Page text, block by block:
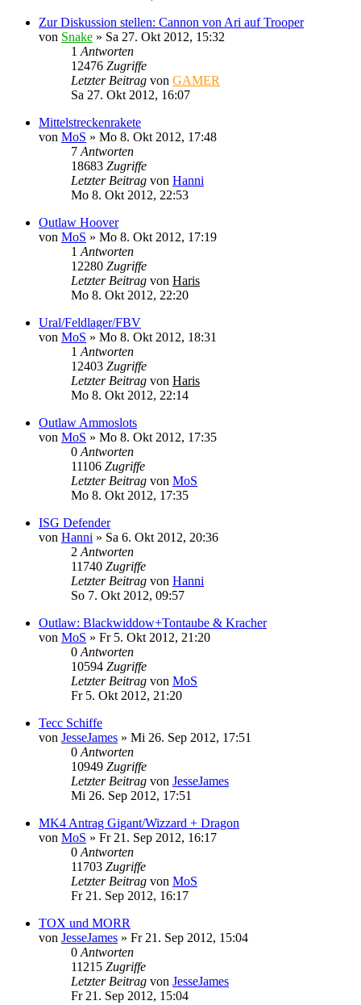
Zur Diskussion stellen: Cannon von Ari auf Trooper
von Snake » Sa 27. Okt 2012, 15:32
1 Antworten
12476 Zugriffe
Letzter Beitrag von GAMER
Sa 27. Okt 2012, 16:07
Mittelstreckenrakete
von MoS » Mo 8. Okt 2012, 17:48
7 Antworten
18683 Zugriffe
Letzter Beitrag von Hanni
Mo 8. Okt 2012, 22:53
Outlaw Hoover
von MoS » Mo 8. Okt 2012, 17:19
1 Antworten
12280 Zugriffe
Letzter Beitrag von Haris
Mo 8. Okt 2012, 22:20
Ural/Feldlager/FBV
von MoS » Mo 8. Okt 2012, 18:31
1 Antworten
12403 Zugriffe
Letzter Beitrag von Haris
Mo 8. Okt 2012, 22:14
Outlaw Ammoslots
von MoS » Mo 8. Okt 2012, 17:35
0 Antworten
11106 Zugriffe
Letzter Beitrag von MoS
Mo 8. Okt 2012, 17:35
ISG Defender
von Hanni » Sa 6. Okt 2012, 20:36
2 Antworten
11740 Zugriffe
Letzter Beitrag von Hanni
So 7. Okt 2012, 09:57
Outlaw: Blackwiddow+Tontaube & Kracher
von MoS » Fr 5. Okt 2012, 21:20
0 Antworten
10594 Zugriffe
Letzter Beitrag von MoS
Fr 5. Okt 2012, 21:20
Tecc Schiffe
von JesseJames » Mi 26. Sep 2012, 17:51
0 Antworten
10949 Zugriffe
Letzter Beitrag von JesseJames
Mi 26. Sep 2012, 17:51
MK4 Antrag Gigant/Wizzard + Dragon
von MoS » Fr 21. Sep 2012, 16:17
0 Antworten
11703 Zugriffe
Letzter Beitrag von MoS
Fr 21. Sep 2012, 16:17
TOX und MORR
von JesseJames » Fr 21. Sep 2012, 15:04
0 Antworten
11215 Zugriffe
Letzter Beitrag von JesseJames
Fr 21. Sep 2012, 15:04